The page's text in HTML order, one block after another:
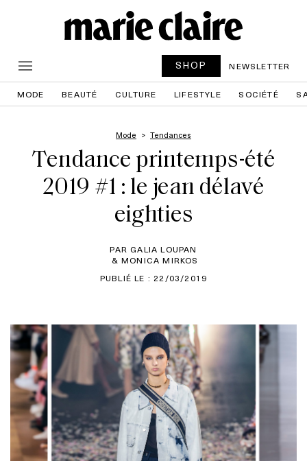
SHOP NEWSLETTER
MODE BEAUTÉ CULTURE LIFESTYLE SOCIÉTÉ
Mode Tendances
Tendance printemps-été
2019 #1 : le jean délavé
eighties
PAR GALIA LOUPAN
& MONICA MIRKOS
PUBLIÉ LE : 22/03/2019